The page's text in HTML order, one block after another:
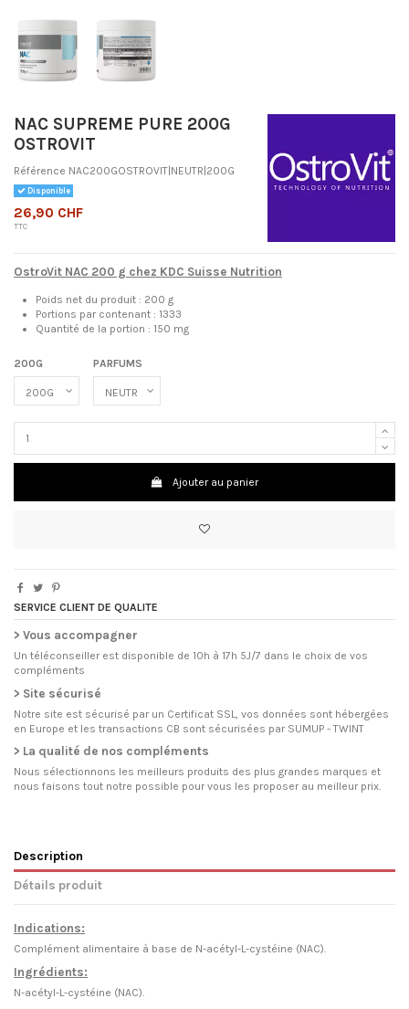
NAC SUPREME PURE 200G
OSTROVIT
Référence NAC200GOSTROVIT|NEUTR|200G
Disponible
26,90 CHF
TTC
OstroVit NAC 200 g chez KDC Suisse Nutrition
Poids net du produit : 200 g
Portions par contenant : 1333
Quantité de la portion : 150 mg
200G PARFUMS
Ajouter au panier
SERVICE CLIENT DE QUALITE
> Vous accompagner
Un téléconseiller est disponible de 10h à 17h 5J/7 dans le choix de vos
compléments
> Site sécurisé
Notre site est sécurisé par un Certificat SSL, vos données sont hébergées
en Europe et les transactions CB sont sécurisées par SUMUP - TWINT
> La qualité de nos compléments
Nous sélectionnons les meilleurs produits des plus grandes marques et
nous faisons tout notre possible pour vous les proposer au meilleur prix.
Description
Détails produit
Indications:
Complément alimentaire à base de N-acétyl-L-cystéine (NAC).
Ingrédients:
N-acétyl-L-cystéine (NAC).